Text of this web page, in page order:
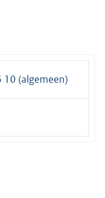
(algemeen)